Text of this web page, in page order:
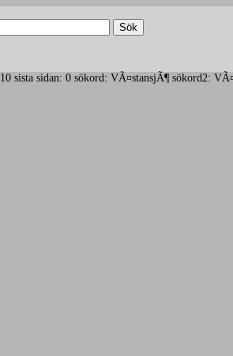
sista sidan: 0 sökord: VÃ¤stansjÃ¶ sökord2: